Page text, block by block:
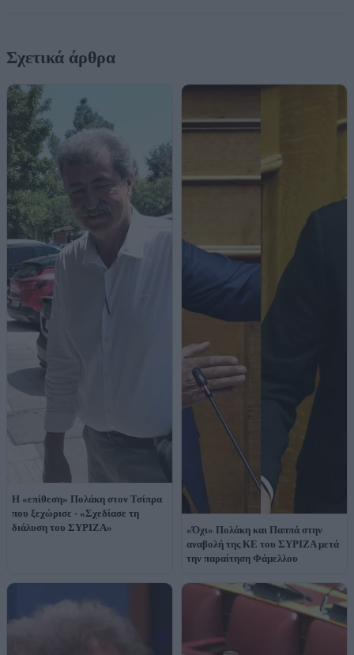
Σχετικά άρθρα
Η «επίθεση» Πολάκη στον Τσίπρα
που ξεχώρισε - «Σχεδίασε τη
διάλυση του ΣΥΡΙΖΑ»
«Όχι» Πολάκη και Παππά στην
αναβολή της ΚΕ του ΣΥΡΙΖΑ μετά
την παραίτηση Φάμελλου